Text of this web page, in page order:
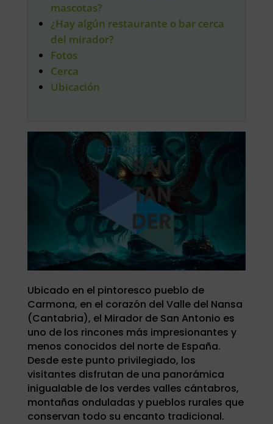
mascotas?
¿Hay algún restaurante o bar cerca
del mirador?
Fotos
Cerca
Ubicación
Ubicado en el pintoresco pueblo de
Carmona, en el corazón del Valle del Nansa
(Cantabria), el Mirador de San Antonio es
uno de los rincones más impresionantes y
menos conocidos del norte de España.
Desde este punto privilegiado, los
visitantes disfrutan de una panorámica
inigualable de los verdes valles cántabros,
montañas onduladas y pueblos rurales que
conservan todo su encanto tradicional.